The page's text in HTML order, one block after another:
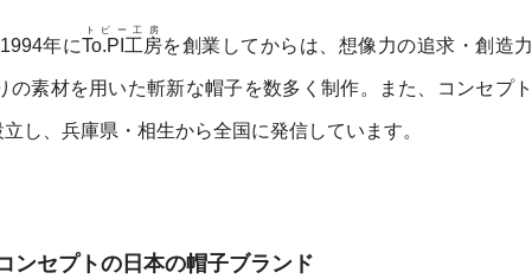
1994年にTo.PI工房
トピー工房
を創業してからは、想像力の追求・創造力
素材を用いた斬新な帽子を数多く制作。また、コンセプト
し、兵庫県・相生から全国に発信しています。
ンセプトの日本の帽子ブランド